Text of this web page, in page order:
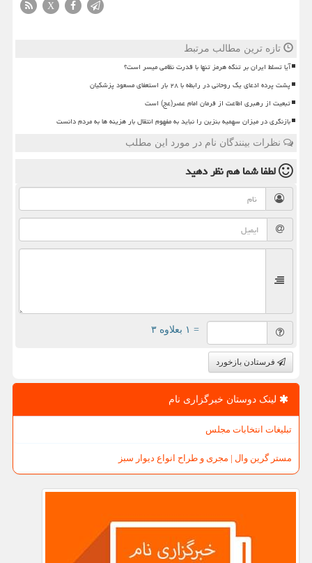
X
تازه ترین مطالب مرتبط
آیا تسلط ایران بر تنگه هرمز تنها با قدرت نظامی میسر است؟
پشت پرده ادعای یک روحانی در رابطه با ۲۸ بار استعفای مسعود پزشکیان
تبعیت از رهبری اطاعت از فرمان امام عصر(عج) است
بازنگری در میزان سهمیه بنزین را نباید به مفهوم انتقال بار هزینه ها به مردم دانست
نظرات بینندگان نام در مورد این مطلب
لطفا شما همنظر دهید
= ۱ بعلاوه ۳
فرستادن بازخورد
لینک دوستان خبرگزاری نام
تبلیغات انتخابات مجلس
مستر گرین وال | مجری و طراح انواع دیوار سبز